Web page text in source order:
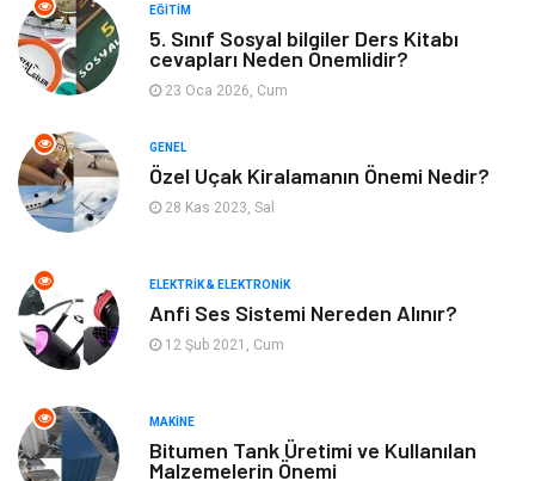
Tatil Yeme İçme
Bilgisayar & Yazılım Spor
İnternet
Finans ve Yönetim Gayrimenkul
Mobilya Aksesuar
Anne Çocuk
Tekstil Hediyelik Eşya
EĞITIM
5. Sınıf Sosyal bilgiler Ders Kitabı
cevapları Neden Önemlidir?
23 Oca 2026, Cum
GENEL
Özel Uçak Kiralamanın Önemi Nedir?
28 Kas 2023, Sal
ELEKTRIK & ELEKTRONIK
Anfi Ses Sistemi Nereden Alınır?
12 Şub 2021, Cum
MAKINE
Bitumen Tank Üretimi ve Kullanılan
Malzemelerin Önemi